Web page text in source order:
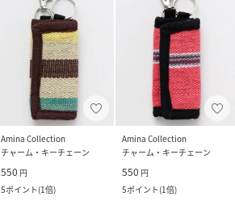
Amina Collection
チャーム・キーチェーン
550 円
5ポイント(1倍)
Amina Collection
チャーム・キーチェーン
550 円
5ポイント(1倍)